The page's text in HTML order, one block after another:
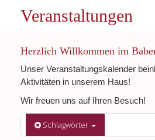
Veranstaltungen
Herzlich Willkommen im
Unser Veranstaltungskalender
Aktivitäten in unserem Haus!
Wir freuen uns auf Ihren Besuch!
Schlagwörter